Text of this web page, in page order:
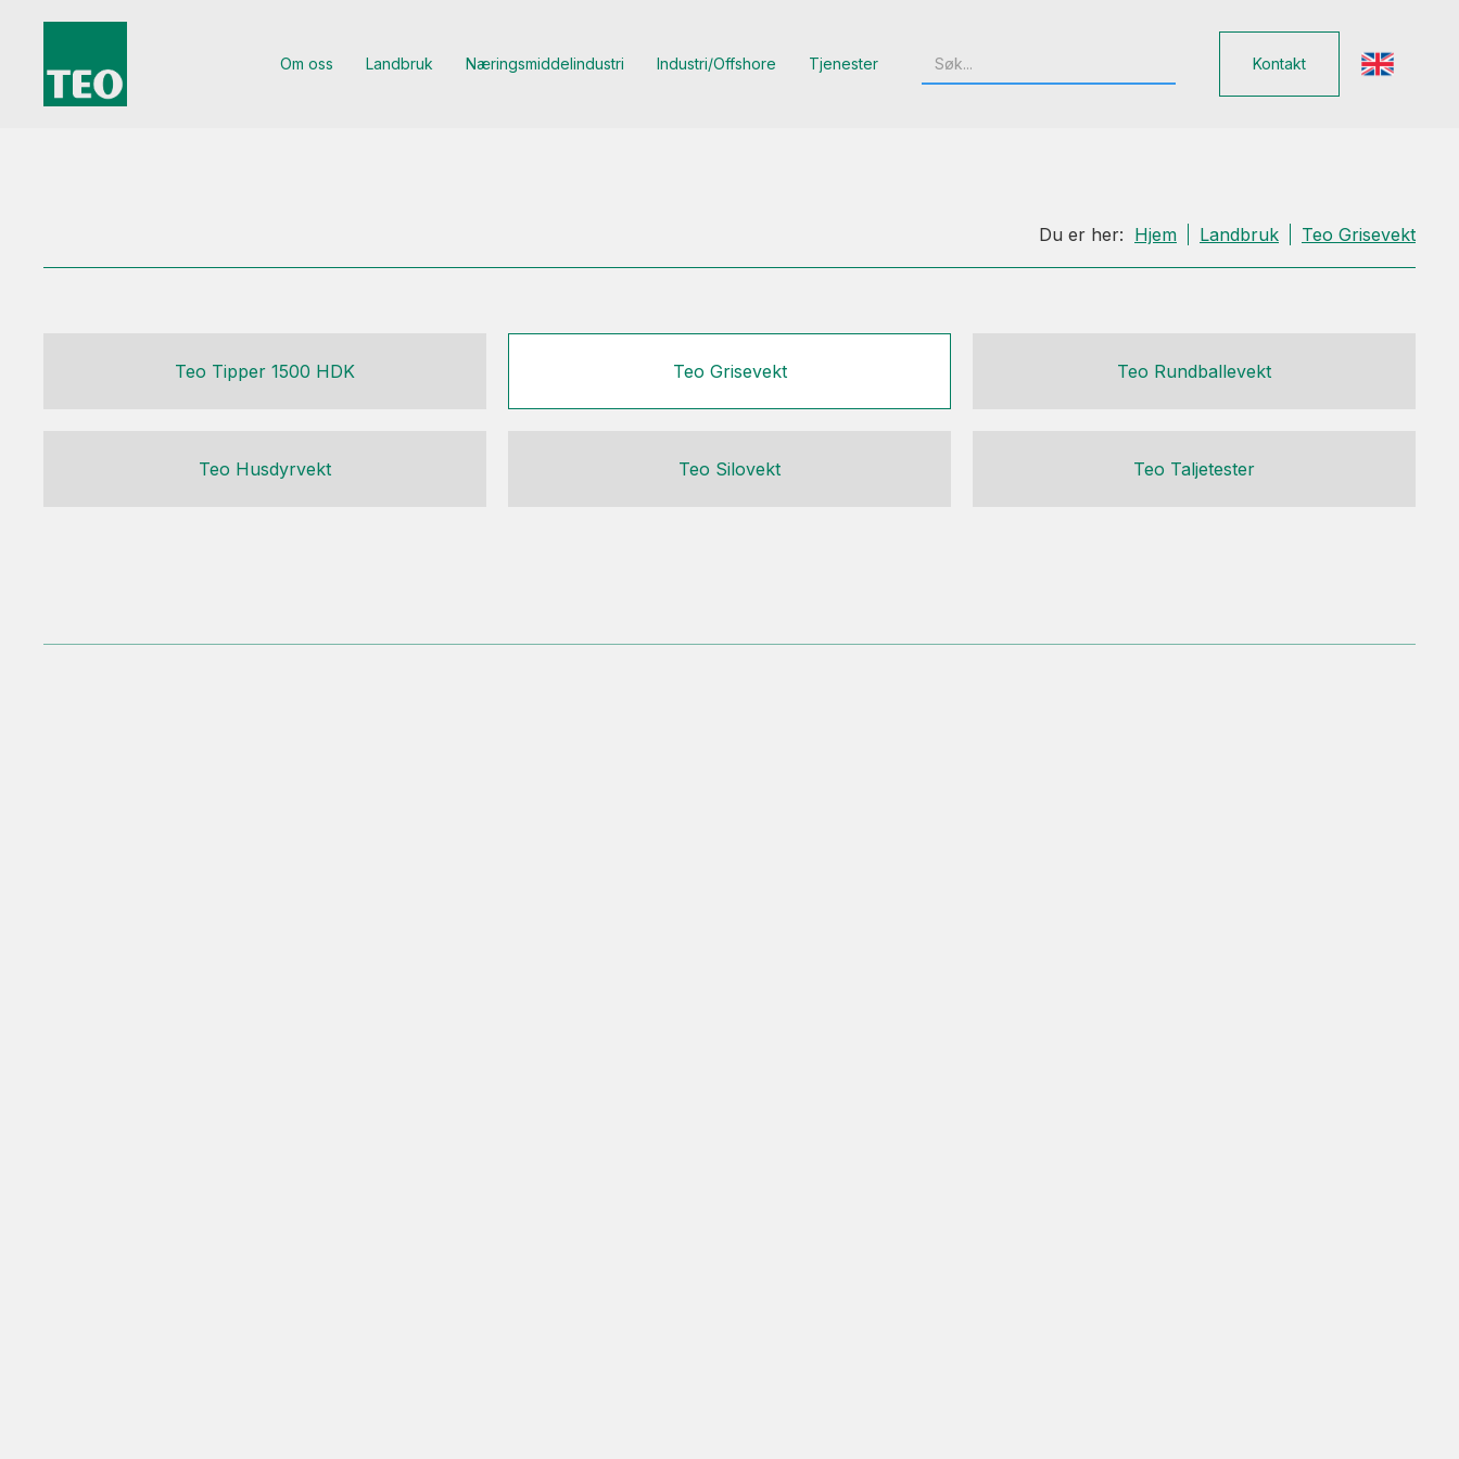
Du er her: Hjem Landbruk Teo Grisevekt
Teo Tipper 1500 HDK Teo Grisevekt Teo Rundballevekt
Teo Husdyrvekt Teo Silovekt Teo Taljetester
Om oss Landbruk Næringsmiddelindustri Industri/Offshore Tjenester Kontakt